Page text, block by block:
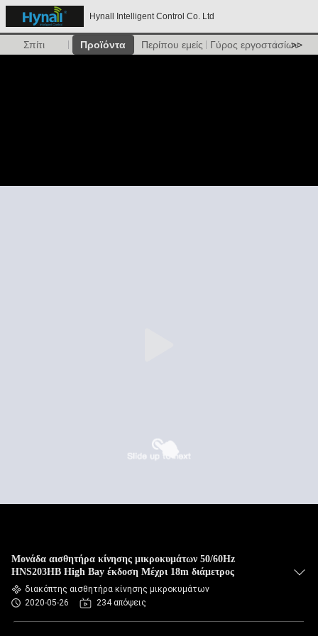
Hynall Intelligent Control Co. Ltd
Σπίτι Προϊόντα Περίπου εμείς Γύρος εργοστασίων
>>
Μονάδα αισθητήρα κίνησης μικροκυμάτων 50/60Hz
HNS203HB High Bay έκδοση Μέχρι 18m διάμετρος
διακόπτης αισθητήρα κίνησης μικροκυμάτων
2020-05-26
234 απόψεις